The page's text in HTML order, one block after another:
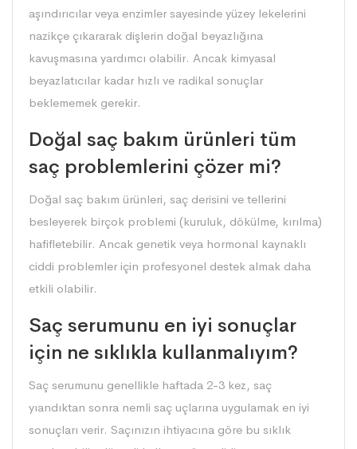
aşındırıcılar veya enzimler sayesinde yüzey lekelerini
nazikçe çıkararak dişlerin doğal beyazlığına
kavuşmasına yardımcı olabilir. Ancak kimyasal
beyazlatıcılar kadar hızlı ve radikal sonuçlar
beklememek gerekir.
Doğal saç bakım ürünleri tüm
saç problemlerini çözer mi?
Doğal saç bakım ürünleri, saç derisini ve tellerini
besleyerek birçok problemi (kuruluk, dökülme, kırılma)
hafifletebilir. Ancak genetik veya hormonal kaynaklı
ciddi problemler için profesyonel destek almak daha
etkili olabilir.
Saç serumunu en iyi sonuçlar
için ne sıklıkla kullanmalıyım?
Saç serumunu genellikle haftada 2-3 kez, saç
yıandıktan sonra nemli saç uçlarına uygulamak en iyi
sonuçları verir. Saçınızın ihtiyacına göre bu sıklık